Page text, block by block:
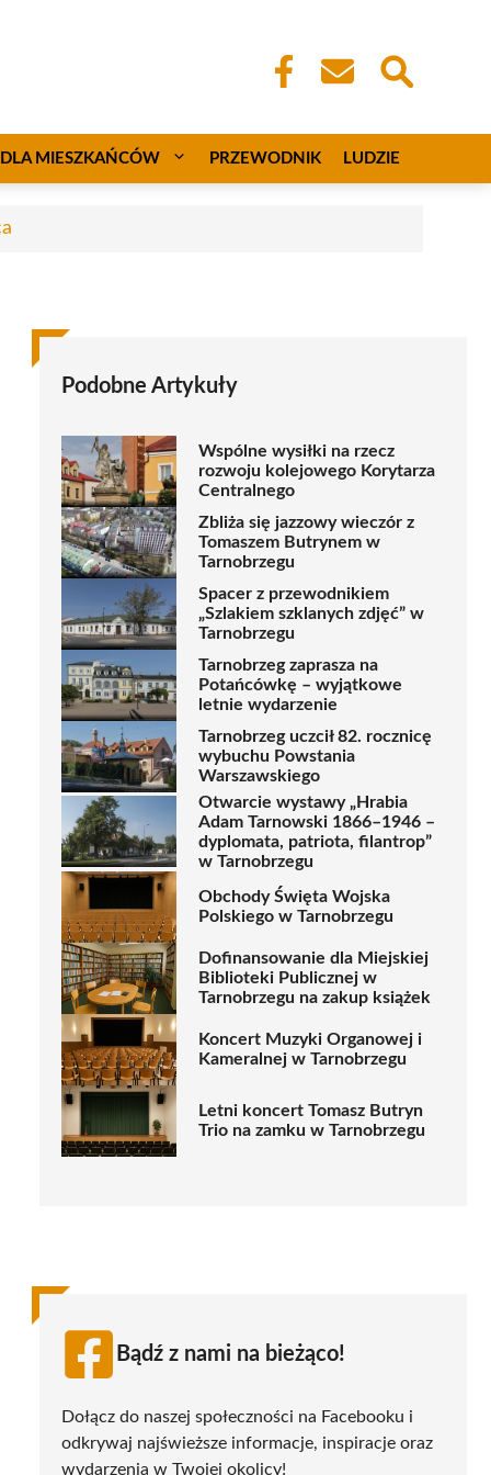
DLA MIESZKAŃCÓW PRZEWODNIK LUDZIE
Podobne Artykuły
Wspólne wysiłki na rzecz
rozwoju kolejowego Korytarza
Centralnego
Zbliża się jazzowy wieczór z
Tomaszem Butrynem w
Tarnobrzegu
Spacer z przewodnikiem
„Szlakiem szklanych zdjęć” w
Tarnobrzegu
Tarnobrzeg zaprasza na
Potańcówkę – wyjątkowe
letnie wydarzenie
Tarnobrzeg uczcił 82. rocznicę
wybuchu Powstania
Warszawskiego
Otwarcie wystawy „Hrabia
Adam Tarnowski 1866–1946 –
dyplomata, patriota, filantrop”
w Tarnobrzegu
Obchody Święta Wojska
Polskiego w Tarnobrzegu
Dofinansowanie dla Miejskiej
Biblioteki Publicznej w
Tarnobrzegu na zakup książek
Koncert Muzyki Organowej i
Kameralnej w Tarnobrzegu
Letni koncert Tomasz Butryn
Trio na zamku w Tarnobrzegu
Bądź z nami na bieżąco!
Dołącz do naszej społeczności na Facebooku i
odkrywaj najświeższe informacje, inspiracje oraz
wydarzenia w Twojej okolicy!